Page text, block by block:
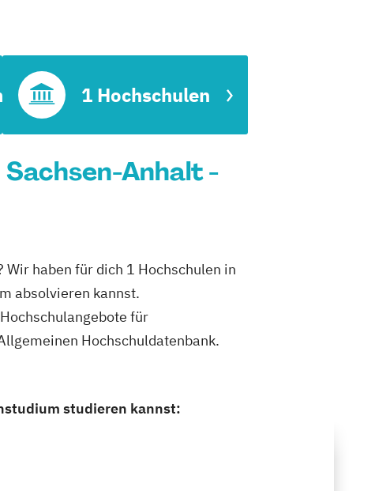
1 Hochschulen
Anhalt -
haben für dich 1 Hochschulen in
absolvieren kannst.
für
Hochschuldatenbank.
studieren kannst: